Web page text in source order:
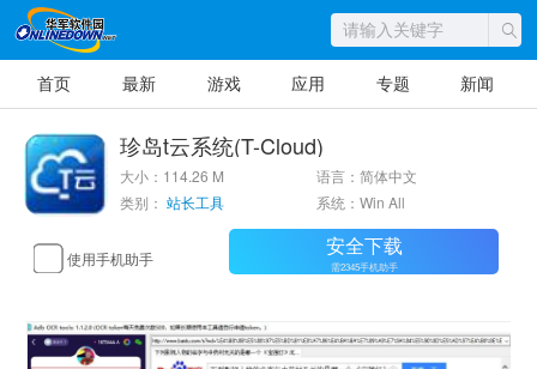
首页 最新 游戏 应用 专题 新闻
珍岛t云系统(T-Cloud)
大小：114.26 M
语言：简体中文
类别： 站长工具 系统：Win All
使用手机助手 安全下载
需2345手机助手